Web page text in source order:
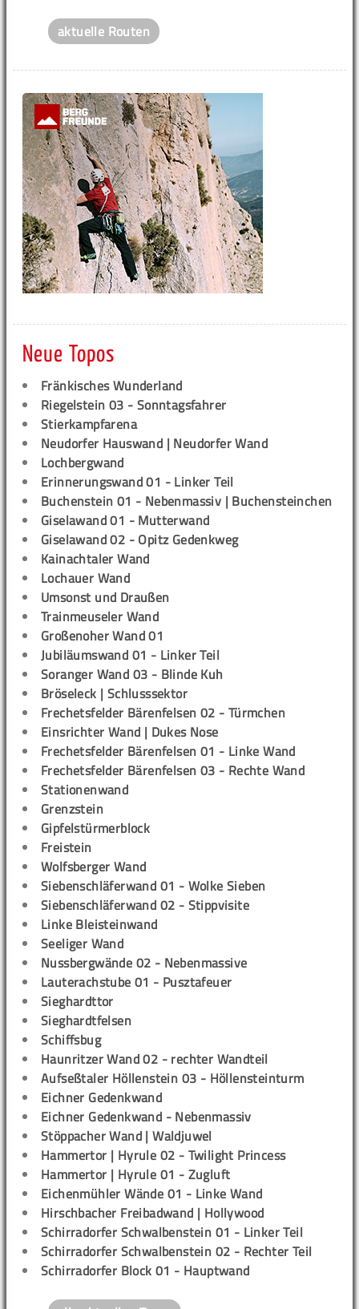
aktuelle Routen
Neue Topos
Fränkisches Wunderland
Riegelstein 03 - Sonntagsfahrer
Stierkampfarena
Neudorfer Hauswand | Neudorfer Wand
Lochbergwand
Erinnerungswand 01 - Linker Teil
Buchenstein 01 - Nebenmassiv | Buchensteinchen
Giselawand 01 - Mutterwand
Giselawand 02 - Opitz Gedenkweg
Kainachtaler Wand
Lochauer Wand
Umsonst und Draußen
Trainmeuseler Wand
Großenoher Wand 01
Jubiläumswand 01 - Linker Teil
Soranger Wand 03 - Blinde Kuh
Bröseleck | Schlusssektor
Frechetsfelder Bärenfelsen 02 - Türmchen
Einsrichter Wand | Dukes Nose
Frechetsfelder Bärenfelsen 01 - Linke Wand
Frechetsfelder Bärenfelsen 03 - Rechte Wand
Stationenwand
Grenzstein
Gipfelstürmerblock
Freistein
Wolfsberger Wand
Siebenschläferwand 01 - Wolke Sieben
Siebenschläferwand 02 - Stippvisite
Linke Bleisteinwand
Seeliger Wand
Nussbergwände 02 - Nebenmassive
Lauterachstube 01 - Pusztafeuer
Sieghardttor
Sieghardtfelsen
Schiffsbug
Haunritzer Wand 02 - rechter Wandteil
Aufseßtaler Höllenstein 03 - Höllensteinturm
Eichner Gedenkwand
Eichner Gedenkwand - Nebenmassiv
Stöppacher Wand | Waldjuwel
Hammertor | Hyrule 02 - Twilight Princess
Hammertor | Hyrule 01 - Zugluft
Eichenmühler Wände 01 - Linke Wand
Hirschbacher Freibadwand | Hollywood
Schirradorfer Schwalbenstein 01 - Linker Teil
Schirradorfer Schwalbenstein 02 - Rechter Teil
Schirradorfer Block 01 - Hauptwand